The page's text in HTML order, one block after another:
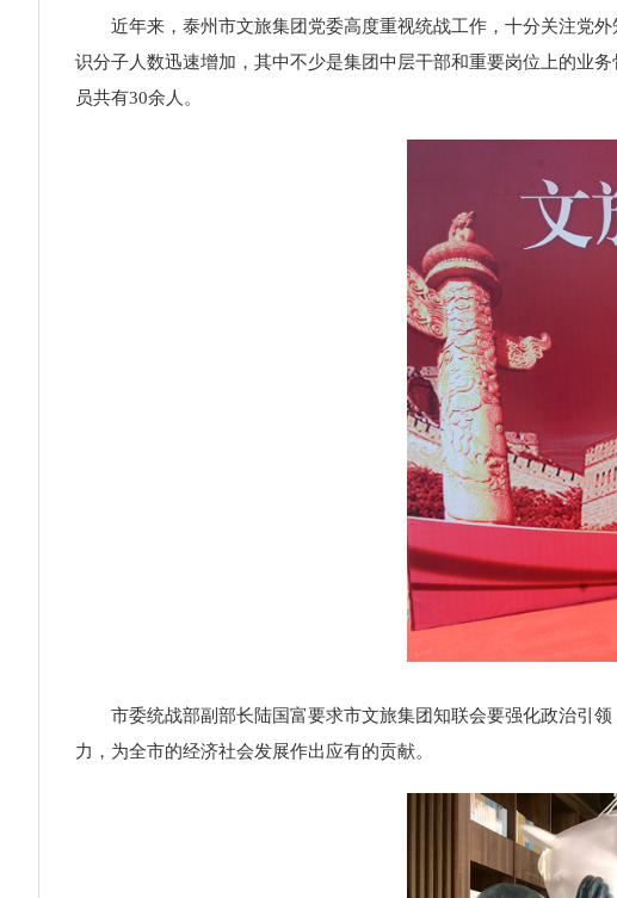
近年来，泰州市文旅集团党委高度重视统战工作，十分关注党外
识分子人数迅速增加，其中不少是集团中层干部和重要岗位上的业
员共有30余人。
市委统战部副部长陆国富要求市文旅集团知联会要强化政治引领
力，为全市的经济社会发展作出应有的贡献。